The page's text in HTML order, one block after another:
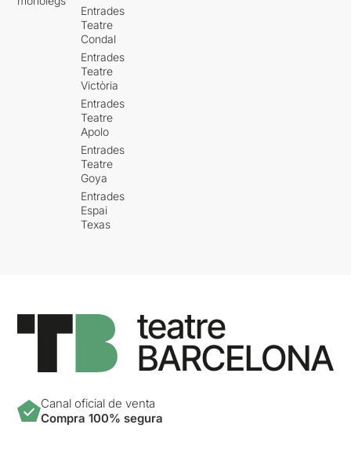
Entrades
Teatre
Condal
Entrades
Teatre
Victòria
Entrades
Teatre
Apolo
Entrades
Teatre
Goya
Entrades
Espai
Texas
Canal oficial de venta
Compra 100% segura